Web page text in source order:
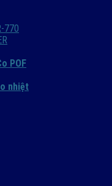
770
POF
nhiệt